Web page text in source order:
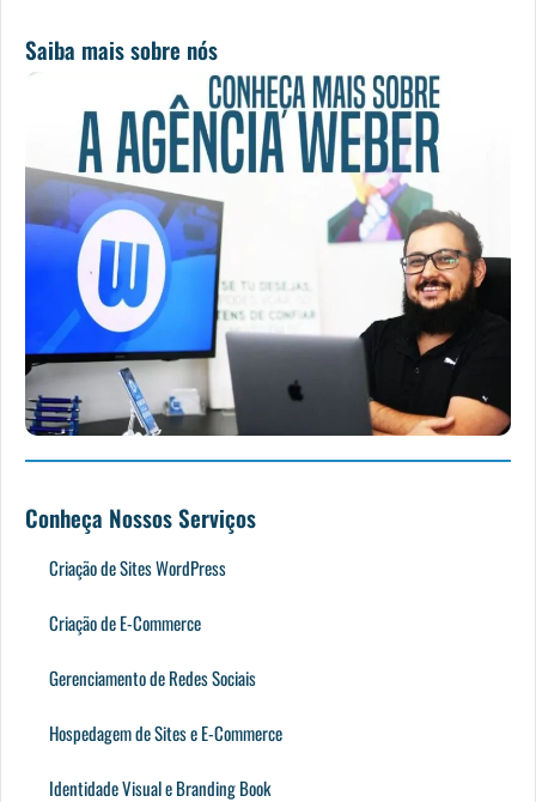
Saiba mais sobre nós
Conheça Nossos Serviços
Criação de Sites WordPress
Criação de E-Commerce
Gerenciamento de Redes Sociais
Hospedagem de Sites e E-Commerce
Identidade Visual e Branding Book